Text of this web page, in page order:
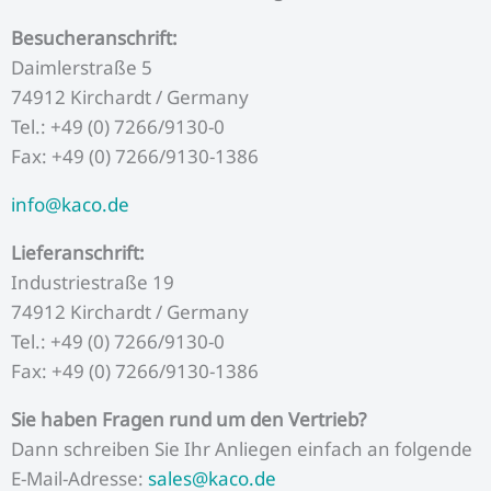
o
k
Besucheranschrift:
Daimlerstraße 5
74912 Kirchardt / Germany
Tel.: +49 (0) 7266/9130-0
Fax: +49 (0) 7266/9130-1386
info@kaco.de
Lieferanschrift:
Industriestraße 19
74912 Kirchardt / Germany
Tel.: +49 (0) 7266/9130-0
Fax: +49 (0) 7266/9130-1386
Sie haben Fragen rund um den Vertrieb?
Dann schreiben Sie Ihr Anliegen einfach an folgende
E-Mail-Adresse: sales@kaco.de